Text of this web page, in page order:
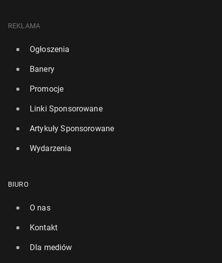
REKLAMA
Ogłoszenia
Banery
Promocje
Linki Sponsorowane
Artykuły Sponsorowane
Wydarzenia
BIURO
O nas
Kontakt
Dla mediów